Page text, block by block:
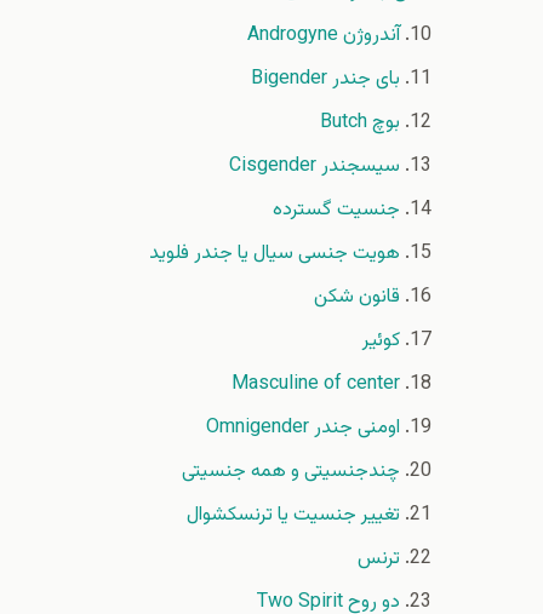
آندروژن Androgyne
بای جندر Bigender
بوچ Butch
سیسجندر Cisgender
جنسیت گسترده
هویت جنسی سیال یا جندر فلوید
قانون شکن
کوئیر
Masculine of center
اومنی جندر Omnigender
چندجنسیتی و همه جنسیتی
تغییر جنسیت یا ترنسکشوال
ترنس
دو روح Two Spirit